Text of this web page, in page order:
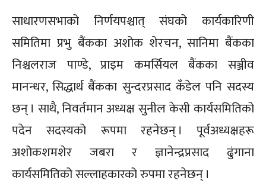
साधारणसभाको निर्णयपश्चात् संघको कार्यकारिणी
समितिमा प्रभु बैंकका अशोक शेरचन, सानिमा बैंकका
निश्चलराज पाण्डे, प्राइम कमर्सियल बैंकका सञ्जीव
मानन्धर, सिद्धार्थ बैंकका सुन्दरप्रसाद कँडेल पनि सदस्य
छन् । साथै, निवर्तमान अध्यक्ष सुनील केसी कार्यसमितिको
पदेन सदस्यको रूपमा रहनेछन् । पूर्वअध्यक्षहरू
अशोकशमशेर जबरा र ज्ञानेन्द्रप्रसाद ढुंगाना
कार्यसमितिको सल्लाहकारको रुपमा रहनेछन् ।